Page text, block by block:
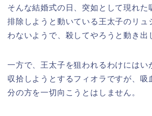
そんな結婚式の日、突如として現れた
排除しようと動いている王太子のリュ
わないようで、殺してやろうと動き出
一方で、王太子を狙われるわけにはい
収拾しようとするフィオラですが、吸
分の方を一切向こうとはしません。